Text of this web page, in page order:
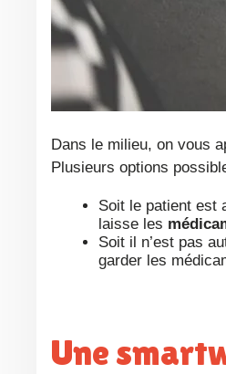
Dans le milieu, on vous
Plusieurs options
Soit le patient est
laisse les
Soit il n’est pas
garder les
Une